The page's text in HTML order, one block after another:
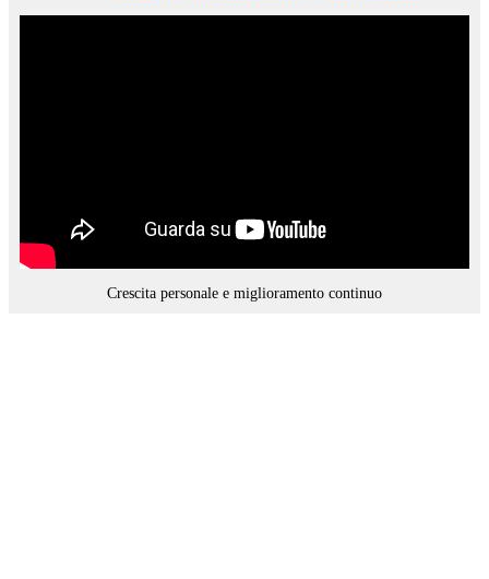
Crescita personale e miglioramento continuo